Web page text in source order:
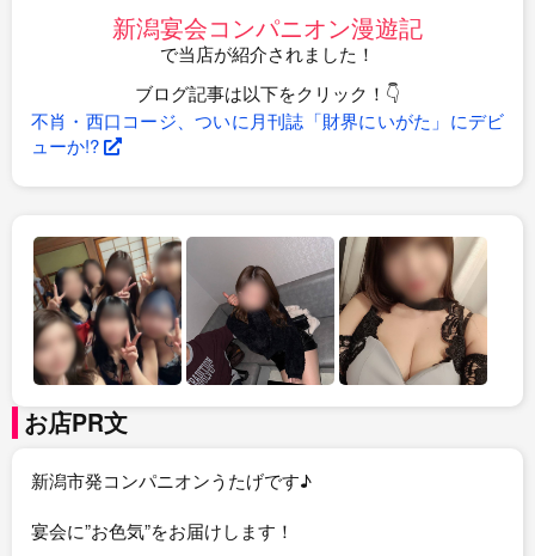
新潟宴会コンパニオン漫遊記
で当店が紹介されました！
ブログ記事は以下をクリック！👇
不肖・西口コージ、ついに月刊誌「財界にいがた」にデビ
ューか!?
お店PR文
新潟市発コンパニオンうたげです♪
宴会に”お色気”をお届けします！